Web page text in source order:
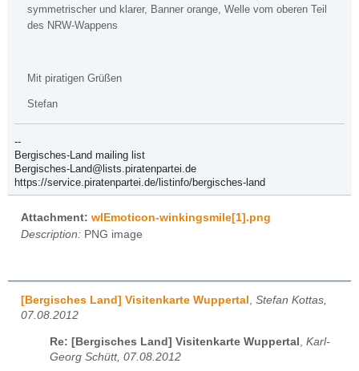
symmetrischer und klarer, Banner orange, Welle vom oberen Teil
des NRW-Wappens
Mit piratigen Grüßen
Stefan
--
Bergisches-Land mailing list
Bergisches-Land@lists.piratenpartei.de
https://service.piratenpartei.de/listinfo/bergisches-land
Attachment: wlEmoticon-winkingsmile[1].png
Description: PNG image
[Bergisches Land] Visitenkarte Wuppertal , Stefan Kottas,
07.08.2012
Re: [Bergisches Land] Visitenkarte Wuppertal
Karl-
Georg Schütt, 07.08.2012